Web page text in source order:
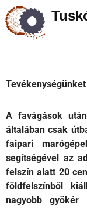
Skip
A favágások
általában csak
faipari
segítségével az
felszín alatt 20
földfelszínből
nagyobb